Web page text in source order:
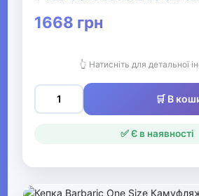
▶
Дитячий одяг
Одяг для мисливців та
1668 грн
👆 Натисніть для детальної
🛒 В
✅ Є в наявності